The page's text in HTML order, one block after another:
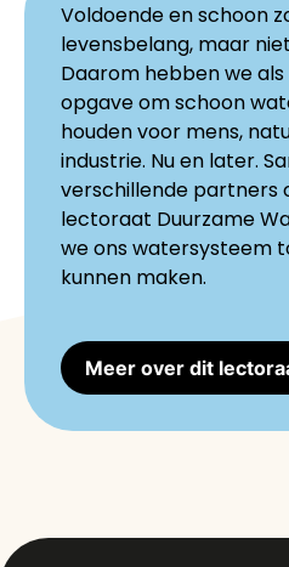
Voldoende en schoon
levensbelang, maar
Daarom hebben we
opgave om schoon
houden voor mens,
industrie. Nu en later.
verschillende partners
lectoraat Duurzame
we ons watersysteem
kunnen maken.
Meer over dit